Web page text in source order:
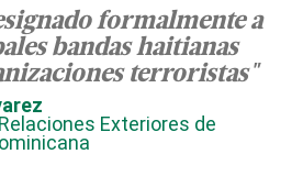
formalmente a
bandas haitianas
terroristas"
Exteriores de